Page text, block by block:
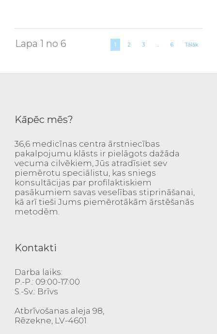
Lapa 1 no 6 1 2 3 6 Tālāk
Kāpēc mēs?
36,6 medicīnas centra ārstniecības
pakalpojumu klāsts ir pielāgots dažāda
vecuma cilvēkiem, Jūs atradīsiet sev
piemērotu speciālistu, kas sniegs
konsultācijas par profilaktiskiem
pasākumiem savas veselības stiprināšanai,
kā arī tieši Jums piemērotākām ārstēšanās
metodēm.
Kontakti
Darba laiks:
P.-P.: 09:00-17:00
S.-Sv.: Brīvs
Atbrīvošanas aleja 98,
Rēzekne, LV-4601